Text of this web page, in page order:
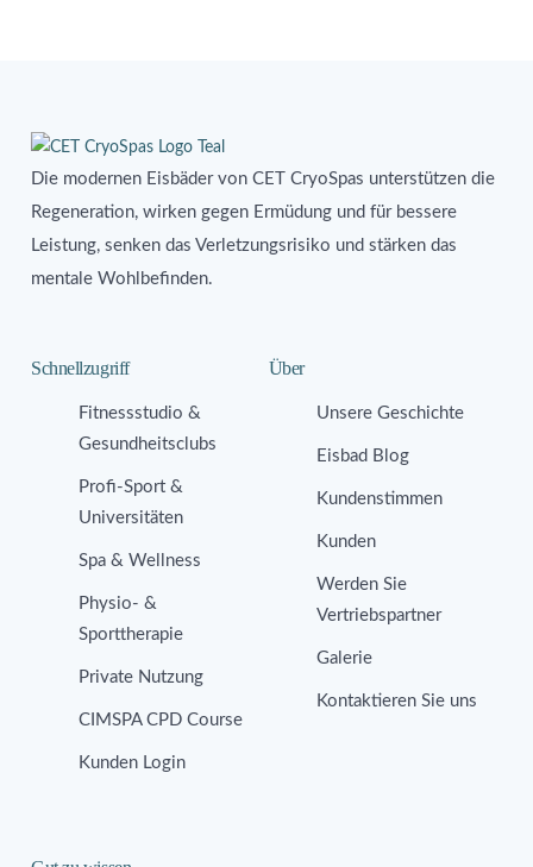
Die modernen Eisbäder von CET CryoSpas unterstützen die
Regeneration, wirken gegen Ermüdung und für bessere
Leistung, senken das Verletzungsrisiko und stärken das
mentale Wohlbefinden.
Schnellzugriff
Fitnessstudio &
Gesundheitsclubs
Profi-Sport &
Universitäten
Spa & Wellness
Physio- &
Sporttherapie
Private Nutzung
CIMSPA CPD Course
Kunden Login
Über
Unsere Geschichte
Eisbad Blog
Kundenstimmen
Kunden
Werden Sie
Vertriebspartner
Galerie
Kontaktieren Sie uns